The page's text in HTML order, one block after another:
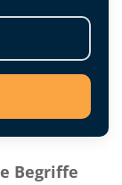
Begriffe